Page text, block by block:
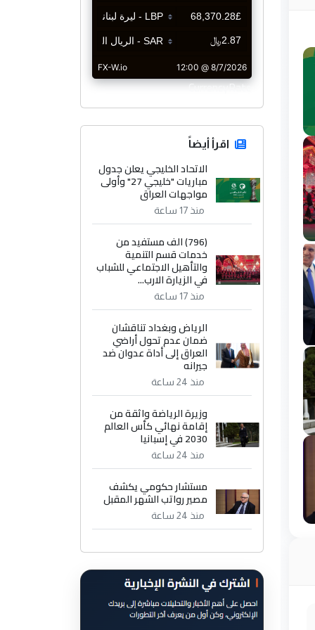
CurrencyRate
اقرأ أيضاً
الاتحاد الخليجي يعلن جدول
مباريات "خليجي 27" وأولى
مواجهات العراق
منذ 17 ساعة
(796) الف مستفيد من
خدمات قسم التنمية
والتأهيل الاجتماعي للشباب
في الزيارة الارب...
منذ 17 ساعة
الرياض وبغداد تناقشان
ضمان عدم تحول أراضي
العراق إلى أداة عدوان ضد
جيرانه
منذ 24 ساعة
وزيرة الرياضة واثقة من
إقامة نهائي كأس العالم
2030 في إسبانيا
منذ 24 ساعة
مستشار حكومي يكشف
مصير رواتب الشهر المقبل
منذ 24 ساعة